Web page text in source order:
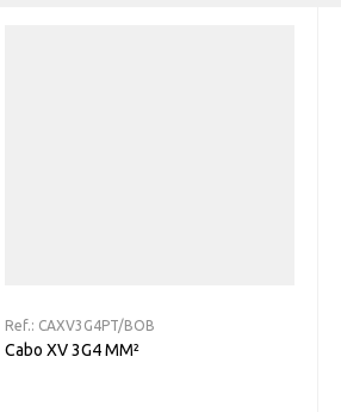
Ref.: CAXV3G4PT/BOB
Cabo XV 3G4 MM²